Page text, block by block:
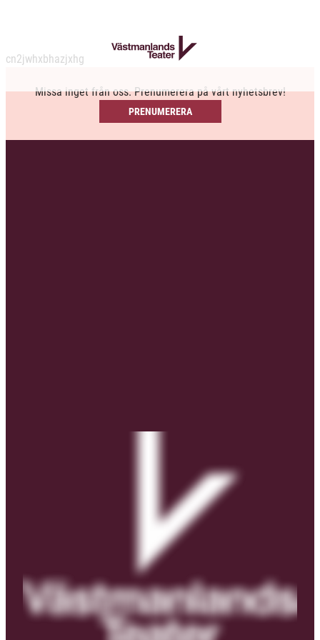
cn2jwhxbhazjxhg
Missa inget från oss. Prenumerera på vårt nyhetsbrev!
PRENUMERERA